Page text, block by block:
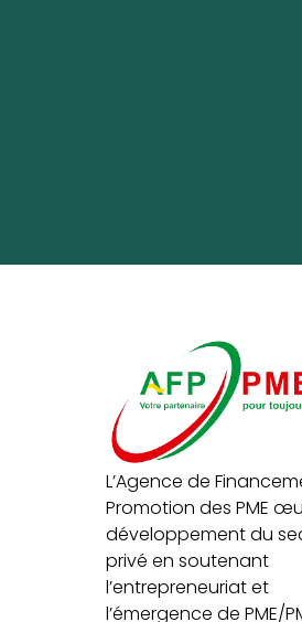
L’Agence de
Promotion des PME
développement du
privé en soutenant
l’entrepreneuriat et
l’émergence de PME/